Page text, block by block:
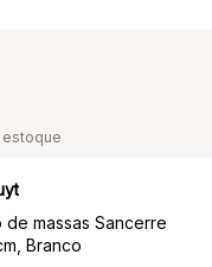
estoque
de massas Sancerre
Branco